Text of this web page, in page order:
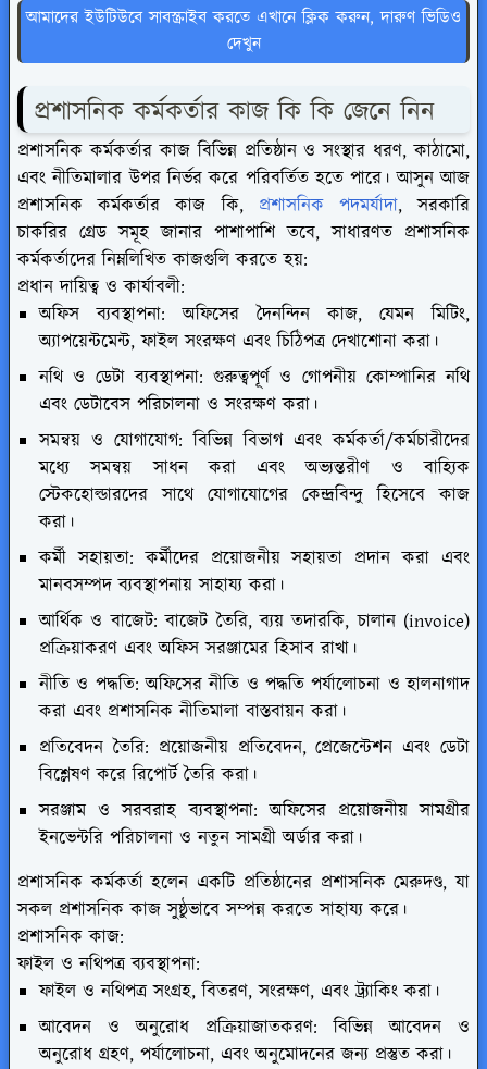
আমাদের ইউটিউবে সাবস্ক্রাইব করতে এখানে ক্লিক করুন, দারুণ ভিডিও
দেখুন
প্রশাসনিক কর্মকর্তার কাজ কি কি জেনে নিন
প্রশাসনিক কর্মকর্তার কাজ বিভিন্ন প্রতিষ্ঠান ও সংস্থার ধরণ, কাঠামো,
এবং নীতিমালার উপর নির্ভর করে পরিবর্তিত হতে পারে। আসুন আজ
প্রশাসনিক কর্মকর্তার কাজ কি, প্রশাসনিক পদমর্যাদা, সরকারি
চাকরির গ্রেড সমূহ জানার পাশাপাশি তবে, সাধারণত প্রশাসনিক
কর্মকর্তাদের নিম্নলিখিত কাজগুলি করতে হয়:
প্রধান দায়িত্ব ও কার্যাবলী:
অফিস ব্যবস্থাপনা: অফিসের দৈনন্দিন কাজ, যেমন মিটিং,
অ্যাপয়েন্টমেন্ট, ফাইল সংরক্ষণ এবং চিঠিপত্র দেখাশোনা করা।
নথি ও ডেটা ব্যবস্থাপনা: গুরুত্বপূর্ণ ও গোপনীয় কোম্পানির নথি
এবং ডেটাবেস পরিচালনা ও সংরক্ষণ করা।
সমন্বয় ও যোগাযোগ: বিভিন্ন বিভাগ এবং কর্মকর্তা/কর্মচারীদের
মধ্যে সমন্বয় সাধন করা এবং অভ্যন্তরীণ ও বাহ্যিক
স্টেকহোল্ডারদের সাথে যোগাযোগের কেন্দ্রবিন্দু হিসেবে কাজ
করা।
কর্মী সহায়তা: কর্মীদের প্রয়োজনীয় সহায়তা প্রদান করা এবং
মানবসম্পদ ব্যবস্থাপনায় সাহায্য করা।
আর্থিক ও বাজেট: বাজেট তৈরি, ব্যয় তদারকি, চালান (invoice)
প্রক্রিয়াকরণ এবং অফিস সরঞ্জামের হিসাব রাখা।
নীতি ও পদ্ধতি: অফিসের নীতি ও পদ্ধতি পর্যালোচনা ও হালনাগাদ
করা এবং প্রশাসনিক নীতিমালা বাস্তবায়ন করা।
প্রতিবেদন তৈরি: প্রয়োজনীয় প্রতিবেদন, প্রেজেন্টেশন এবং ডেটা
বিশ্লেষণ করে রিপোর্ট তৈরি করা।
সরঞ্জাম ও সরবরাহ ব্যবস্থাপনা: অফিসের প্রয়োজনীয় সামগ্রীর
ইনভেন্টরি পরিচালনা ও নতুন সামগ্রী অর্ডার করা।
প্রশাসনিক কর্মকর্তা হলেন একটি প্রতিষ্ঠানের প্রশাসনিক মেরুদণ্ড, যা
সকল প্রশাসনিক কাজ সুষ্ঠুভাবে সম্পন্ন করতে সাহায্য করে।
প্রশাসনিক কাজ:
ফাইল ও নথিপত্র ব্যবস্থাপনা:
ফাইল ও নথিপত্র সংগ্রহ, বিতরণ, সংরক্ষণ, এবং ট্র্যাকিং করা।
আবেদন ও অনুরোধ প্রক্রিয়াজাতকরণ: বিভিন্ন আবেদন ও
অনুরোধ গ্রহণ, পর্যালোচনা, এবং অনুমোদনের জন্য প্রস্তুত করা।